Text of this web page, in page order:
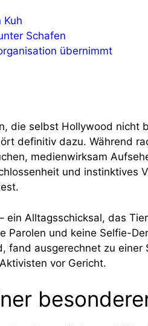
Kuh
Schafen
übernimmt
die selbst Hollywood nicht
definitiv dazu. Während
medienwirksam
und instinktives
ein Alltagsschicksal, das
Parolen und keine Selfie-
fand ausgerechnet zu einer
vor Gericht.